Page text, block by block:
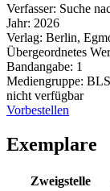
Verfasser: Suche
Jahr: 2026
Verlag: Berlin,
Übergeordnetes
Bandangabe: 1
Mediengruppe:
nicht verfügbar
Vorbestellen
Exemplare
Zweigstelle